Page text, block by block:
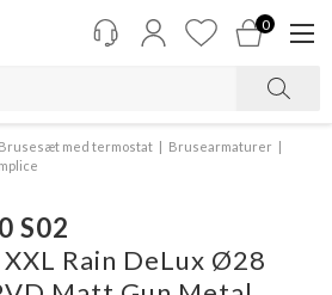
0
Brusesæt med termostat
Brusearmaturer
S02
Rain DeLux Ø28